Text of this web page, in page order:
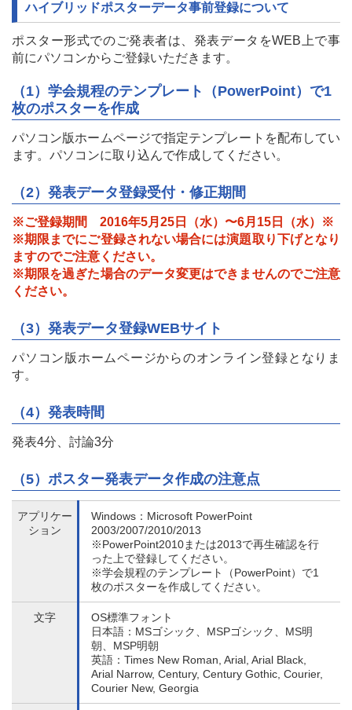
ハイブリッドポスターデータ事前登録について
ポスター形式でのご発表者は、発表データをWEB上で事
前にパソコンからご登録いただきます。
（1）学会規程のテンプレート（PowerPoint）で1
枚のポスターを作成
パソコン版ホームページで指定テンプレートを配布してい
ます。パソコンに取り込んで作成してください。
（2）発表データ登録受付・修正期間
※ご登録期間 2016年5月25日（水）〜6月15日（水）※
※期限までにご登録されない場合には演題取り下げとなり
ますのでご注意ください。
※期限を過ぎた場合のデータ変更はできませんのでご注意
ください。
（3）発表データ登録WEBサイト
パソコン版ホームページからのオンライン登録となりま
す。
（4）発表時間
発表4分、討論3分
（5）ポスター発表データ作成の注意点
アプリケー
ション
Windows：Microsoft PowerPoint
2003/2007/2010/2013
※PowerPoint2010または2013で再生確認を行
った上で登録してください。
※学会規程のテンプレート（PowerPoint）で1
枚のポスターを作成してください。
文字
OS標準フォント
日本語：MSゴシック、MSPゴシック、MS明
朝、MSP明朝
英語：Times New Roman, Arial, Arial Black,
Arial Narrow, Century, Century Gothic, Courier,
Courier New, Georgia